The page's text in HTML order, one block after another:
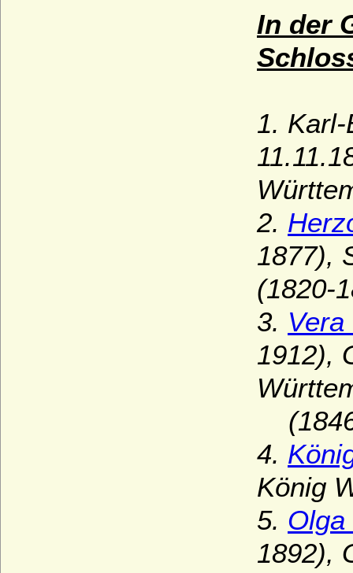
In der
1.
2.
1877),
(1820-
3.
1912),
4.
König
5.
1892),